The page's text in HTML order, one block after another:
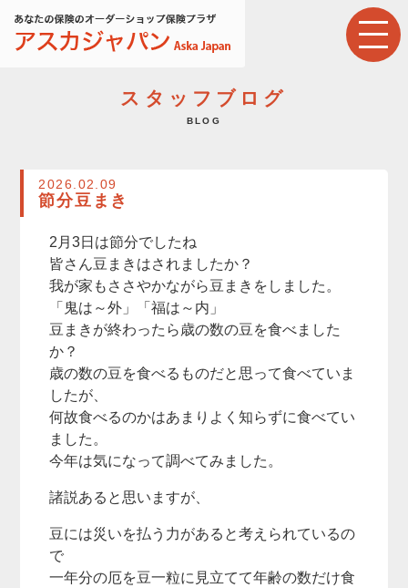
スタッフブログ
BLOG
2026.02.09
節分豆まき
2月3日は節分でしたね
皆さん豆まきはされましたか？
我が家もささやかながら豆まきをしました。
「鬼は～外」「福は～内」
豆まきが終わったら歳の数の豆を食べました
か？
歳の数の豆を食べるものだと思って食べていま
したが、
何故食べるのかはあまりよく知らずに食べてい
ました。
今年は気になって調べてみました。
諸説あると思いますが、
豆には災いを払う力があると考えられているの
で
一年分の厄を豆一粒に見立てて年齢の数だけ食